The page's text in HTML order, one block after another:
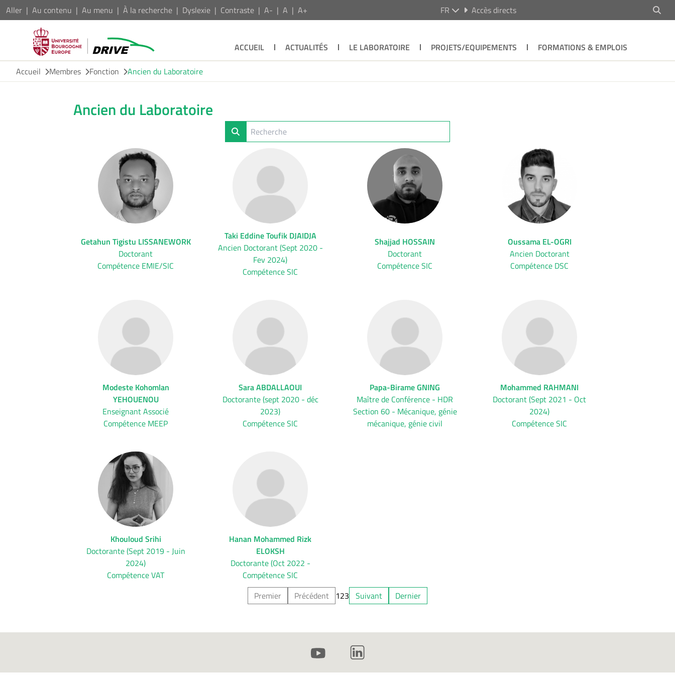
Aller Au contenu Au menu À la recherche Dyslexie Contraste A- A A+ FR Accès directs
ACCUEIL ACTUALITÉS LE LABORATOIRE PROJETS/EQUIPEMENTS
FORMATIONS & EMPLOIS
Accueil
Membres Fonction Ancien du Laboratoire
Ancien du Laboratoire
Getahun Tigistu LISSANEWORK
Doctorant
Compétence EMIE/SIC
Taki Eddine Toufik DJAIDJA
Ancien Doctorant (Sept 2020 -
Fev 2024)
Compétence SIC
Shajjad HOSSAIN
Doctorant
Compétence SIC
Oussama EL-OGRI
Ancien Doctorant
Compétence DSC
Modeste Kohomlan
YEHOUENOU
Enseignant Associé
Compétence MEEP
Sara ABDALLAOUI
Doctorante (sept 2020 - déc
2023)
Compétence SIC
Papa-Birame GNING
Maître de Conférence - HDR
Section 60 - Mécanique, génie
mécanique, génie civil
Mohammed RAHMANI
Doctorant (Sept 2021 - Oct
2024)
Compétence SIC
Khouloud Srihi
Doctorante (Sept 2019 - Juin
2024)
Compétence VAT
Hanan Mohammed Rizk
ELOKSH
Doctorante (Oct 2022 -
Compétence SIC
Premier
Précédent 123 Suivant Dernier